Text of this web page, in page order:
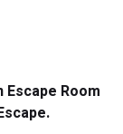
Room